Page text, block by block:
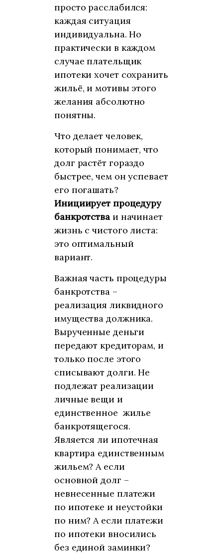
просто расслабился:
каждая ситуация
индивидуальна. Но
практически в каждом
случае плательщик
ипотеки хочет сохранить
жильё, и мотивы этого
желания абсолютно
понятны.
Что делает человек,
который понимает, что
долг растёт гораздо
быстрее, чем он успевает
его погашать?
Инициирует процедуру
банкротстваи начинает
жизнь с чистого листа:
это оптимальный
вариант.
Важная часть процедуры
банкротства –
реализация ликвидного
имущества должника.
Вырученные деньги
передают кредиторам, и
только после этого
списывают долги. Не
подлежат реализации
личные вещи и
единственное жилье
банкротящегося.
Является ли ипотечная
квартира единственным
жильем? А если
основной долг –
невнесенные платежи
по ипотеке и неустойки
по ним? А если платежи
по ипотеки вносились
без единой заминки?